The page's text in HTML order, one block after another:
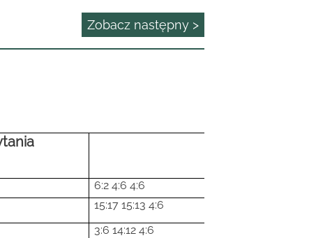
Zobacz następny >
6:2 4:6 4:6
15:17 15:13 4:6
3:6 14:12 4:6